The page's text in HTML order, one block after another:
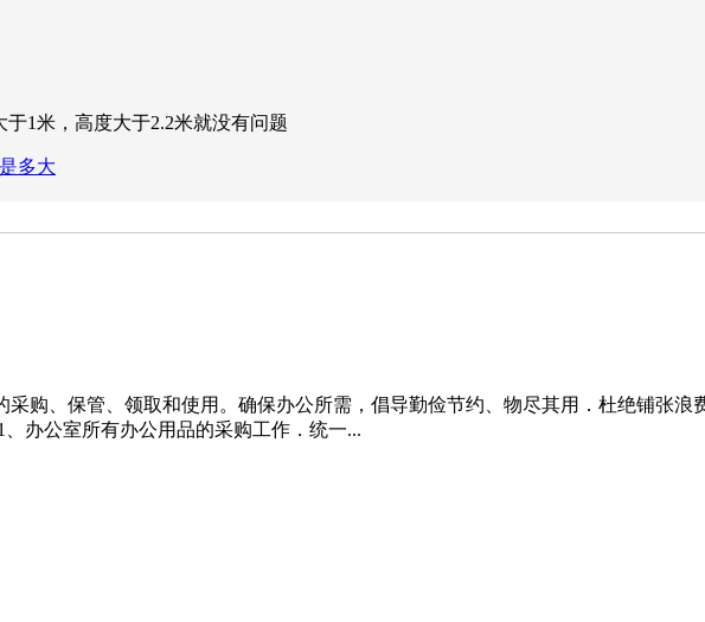
1米，高度大于2.2米就没有问题
多大
采购、保管、领取和使用。确保办公所需，倡导勤俭节约、物尽其用．杜绝铺张
办公室所有办公用品的采购工作．统一...